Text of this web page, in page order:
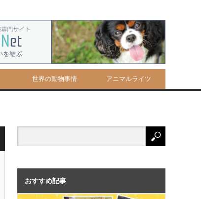
世界の動物事情 アニマルライツ
おすすめ記事